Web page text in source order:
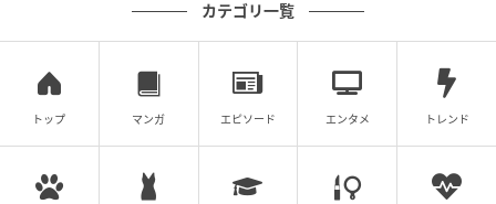
ペプラムビスチェで華やかさをプラス
カテゴリ一覧
トップ マンガ エピソード エンタメ トレンド